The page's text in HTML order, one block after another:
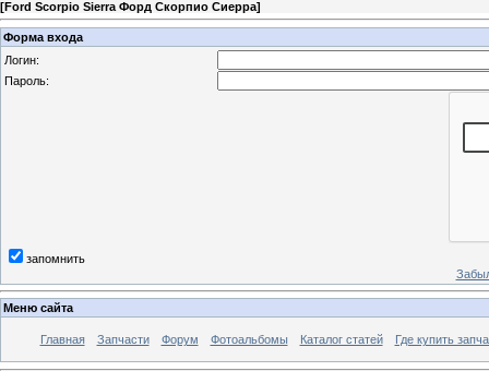
[Ford Scorpio Sierra Форд Скорпио Сиерра]
Форма входа
Логин:
Пароль:
запомнить
Меню сайта
Главная Запчасти Форум Фотоальбомы Каталог статей Где купить